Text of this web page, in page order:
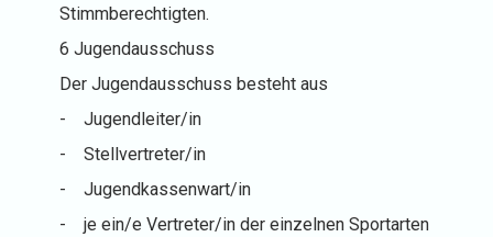
Stimmberechtigten.
6 Jugendausschuss
Der Jugendausschuss besteht aus
-
Jugendleiter/in
-
Stellvertreter/in
-
Jugendkassenwart/in
-
je ein/e Vertreter/in der einzelnen Sportarten